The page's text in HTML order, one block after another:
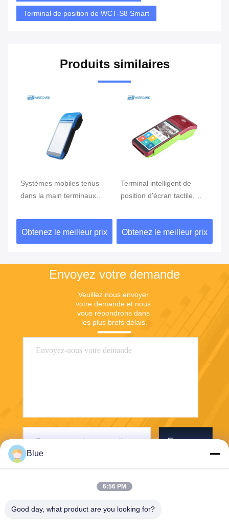
Terminal de position de WCT-S8 Smart
Produits similaires
Systèmes mobiles tenus
dans la main terminaux
position du BORD GPRS
5800mAh de position de
NFC de FBI
Obtenez le meilleur prix
Terminal intelligent de
position d'écran tactile,
lecteur d'empreintes
digitales
Obtenez le meilleur prix
Envoyez votre demande
Veuillez nous envoyer
votre demande et nous
vous répondrons dans
les plus brefs délais.
Envoyer
Blue
6:56 PM
Good day, what product are you looking for?